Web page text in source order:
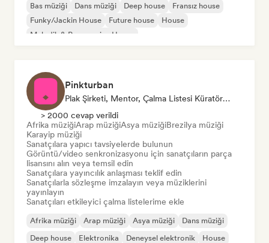
Bas müziği Dans müziği Deep house
Fransız house
Funky/Jackin House
Future house
House
Melodik & Progressive House
Pinkturban
Plak Şirketi, Mentor, Çalma Listesi Küratörü, Yayıncı, Senkronizasyon Sorumlusu
> 2000 cevap verildi
Afrika müziğiArap müziğiAsya müziğiBrezilya müziği
Karayip müziği
Sanatçılara yapıcı tavsiyelerde bulunun
Görüntü/video senkronizasyonu için sanatçıların parça
lisansını alın veya temsil edin
Sanatçılara yayıncılık anlaşması teklif edin
Sanatçılarla sözleşme imzalayın veya müziklerini
yayınlayın
Sanatçıları etkileyici çalma listelerime ekle
Afrika müziği Arap müziği Asya müziği
Dans müziği
Deep house
Elektronika Deneysel elektronik House